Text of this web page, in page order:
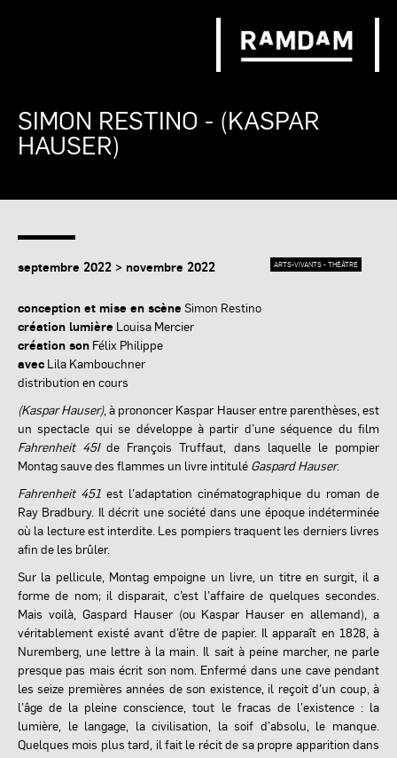
SIMON RESTINO - (KASPAR
HAUSER)
septembre 2022 > novembre 2022 ARTS-VIVANTS - THÉÂTRE
conception et mise en scène Simon Restino
création lumière Louisa Mercier
création son Félix Philippe
avec Lila Kambouchner
distribution en cours
(Kaspar Hauser), à prononcer Kaspar Hauser entre parenthèses, est
un spectacle qui se développe à partir d’une séquence du film
Fahrenheit 45Ide François Truffaut, dans laquelle le pompier
Montag sauve des flammes un livre intitulé Gaspard Hauser.
Fahrenheit 451 est l’adaptation cinématographique du roman de
Ray Bradbury. Il décrit une société dans une époque indéterminée
où la lecture est interdite. Les pompiers traquent les derniers livres
afin de les brûler.
Sur la pellicule, Montag empoigne un livre, un titre en surgit, il a
forme de nom; il disparait, c’est l’affaire de quelques secondes.
Mais voilà, Gaspard Hauser(ou Kaspar Hauser en allemand), a
véritablement existé avant d’être de papier. Il apparaît en 1828, à
Nuremberg, une lettre à la main. Il sait à peine marcher, ne parle
presque pas mais écrit son nom. Enfermé dans une cave pendant
les seize premières années de son existence, il reçoit d’un coup, à
l’âge de la pleine conscience, tout le fracas de l’existence : la
lumière, le langage, la civilisation, la soif d’absolu, le manque.
Quelques mois plus tard, il fait le récit de sa propre apparition dans